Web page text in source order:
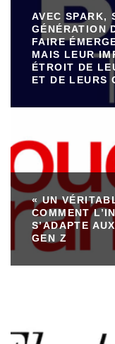
AVEC SPARK,
GÉNÉRATION
FAIRE
MAIS LEUR
ÉTROIT DE
ET DE LEURS
« UN
COMMENT
S’ADAPTE
GEN Z